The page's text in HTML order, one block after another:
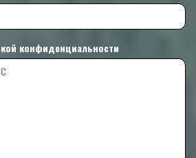
конфиденциальности